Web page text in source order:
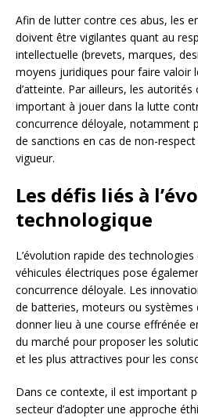
Afin de lutter contre ces abus, les
doivent être vigilantes quant au
intellectuelle (brevets, marques,
moyens juridiques pour faire valoir
d’atteinte. Par ailleurs, les
important à jouer dans la lutte
concurrence déloyale, notamment
de sanctions en cas de non-
vigueur.
Les défis liés à
technologique
L’évolution rapide des
véhicules électriques pose
concurrence déloyale. Les
de batteries, moteurs ou systèmes
donner lieu à une course effrénée
du marché pour proposer les
et les plus attractives pour les
Dans ce contexte, il est important
secteur d’adopter une approche